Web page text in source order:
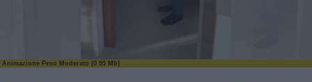
Animazione Peso Moderato (0.95 Mb)